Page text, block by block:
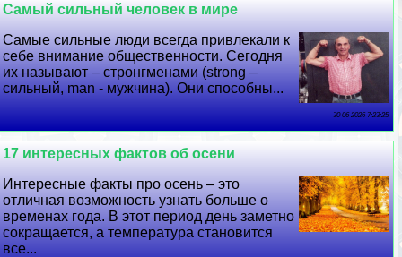
Самый сильный человек в мире
Самые сильные люди всегда привлекали к
себе внимание общественности. Сегодня
их называют ­– стронгменами (strong –
сильный, man - мужчина). Они способны...
30 06 2026 7:23:25
17 интересных фактов об осени
Интересные факты про осень – это
отличная возможность узнать больше о
временах года. В этот период день заметно
сокращается, а температура становится
все...